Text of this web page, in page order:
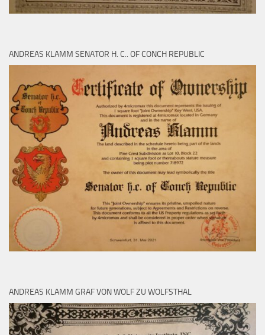
ANDREAS KLAMM SENATOR H. C.. OF CONCH REPUBLIC
ANDREAS KLAMM GRAF VON WOLF ZU WOLFSTHAL